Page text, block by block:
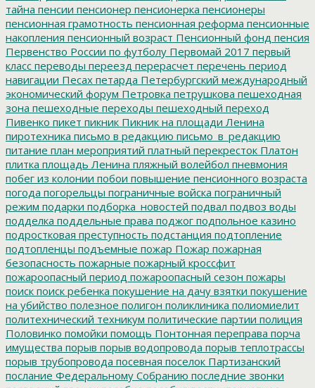
тайна пенсии пенсионер пенсионерка пенсионеры
пенсионная грамотность пенсионная реформа пенсионные
накопления пенсионный возраст Пенсионный фонд пенсия
Первенство России по футболу Первомай 2017 первый
класс переводы переезд перерасчет перечень период
навигации Песах петарда Петербургский международный
экономический форум Петровка петрушкова пешеходная
зона пешеходные переходы пешеходный переход
Пивенко пикет пикник Пикник на площади Ленина
пиротехника письмо в редакцию письмо_в_редакцию
питание план мероприятий платный перекресток Платон
плитка площадь Ленина пляжный волейбол пневмония
побег из колонии побои повышение пенсионного возраста
погода погорельцы пограничные войска пограничный
режим подарки подборка_новостей подвал подвоз воды
подделка поддельные права поджог подпольное казино
подростковая преступность подстанция подтопление
подтопленцы подъемные пожар Пожар пожарная
безопасность пожарные пожарный кроссфит
пожароопасный период пожароопасный сезон пожары
поиск поиск ребенка покушение на дачу взятки покушение
на убийство полезное полигон поликлиника полиомиелит
политехнический техникум политические партии полиция
Половинко помойки помощь Понтонная переправа порча
имущества порыв порыв водопровода порыв теплотрассы
порыв трубопровода посевная поселок Партизанский
послание Федеральному Собранию последние звонки